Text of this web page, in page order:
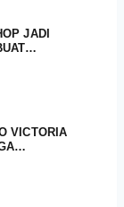
JADI
VICTORIA